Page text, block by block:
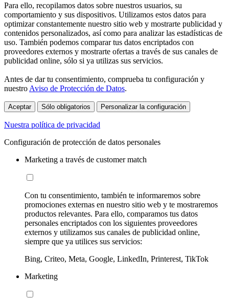
Para ello, recopilamos datos sobre nuestros usuarios, su
comportamiento y sus dispositivos. Utilizamos estos datos para
optimizar constantemente nuestro sitio web y mostrarte publicidad y
contenidos personalizados, así como para analizar las estadísticas de
uso. También podemos comparar tus datos encriptados con
proveedores externos y mostrarte ofertas a través de sus canales de
publicidad online, sólo si ya utilizas sus servicios.
Antes de dar tu consentimiento, comprueba tu configuración y
nuestro Aviso de Protección de Datos.
Aceptar Sólo obligatorios Personalizar la configuración
Nuestra política de privacidad
Configuración de protección de datos personales
Marketing a través de customer match
Con tu consentimiento, también te informaremos sobre
promociones externas en nuestro sitio web y te mostraremos
productos relevantes. Para ello, comparamos tus datos
personales encriptados con los siguientes proveedores
externos y utilizamos sus canales de publicidad online,
siempre que ya utilices sus servicios:
Bing, Criteo, Meta, Google, LinkedIn, Printerest, TikTok
Marketing